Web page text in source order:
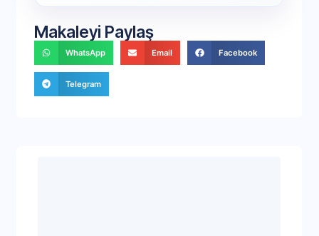
Makaleyi Paylaş
WhatsApp Email Facebook
Telegram